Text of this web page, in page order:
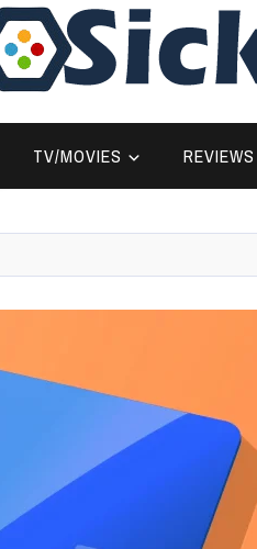
TV/MOVIES REVIEWS